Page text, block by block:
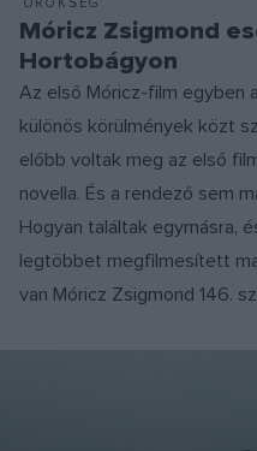
Móricz Zsigmond
Hortobágyon
Az első Móricz-film egyben
különös körülmények közt
előbb voltak meg az első
novella. És a rendező sem
Hogyan találtak egymásra,
legtöbbet megfilmesített
van Móricz Zsigmond 146.